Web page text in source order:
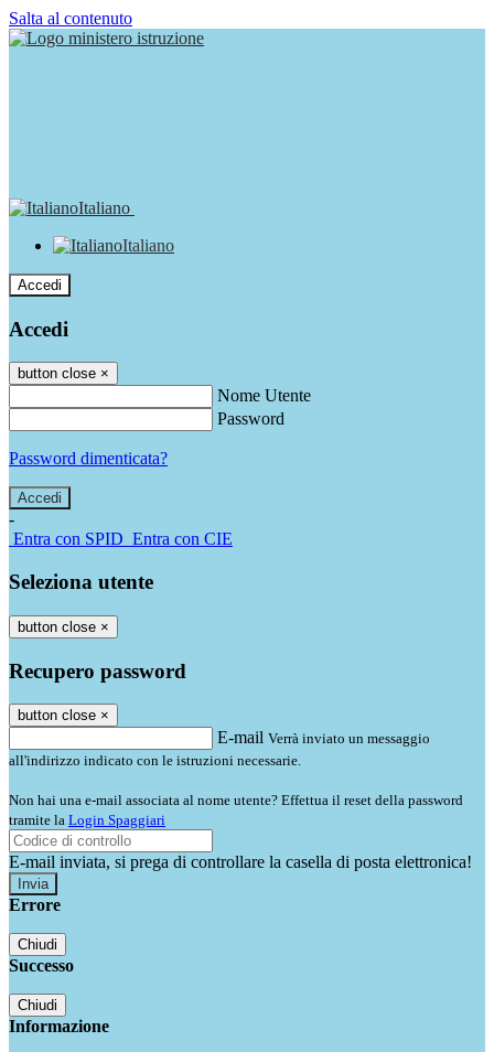
Salta al contenuto
Italiano
Italiano
Accedi
Accedi
button close ×
Nome Utente
Password
Password dimenticata?
-
Entra con SPID Entra con CIE
Seleziona utente
button close ×
Recupero password
button close ×
E-mail Verrà inviato un messaggio
all'indirizzo indicato con le istruzioni necessarie.
Non hai una e-mail associata al nome utente? Effettua il reset della password
tramite la Login Spaggiari
E-mail inviata, si prega di controllare la casella di posta elettronica!
Errore
Chiudi
Successo
Chiudi
Informazione